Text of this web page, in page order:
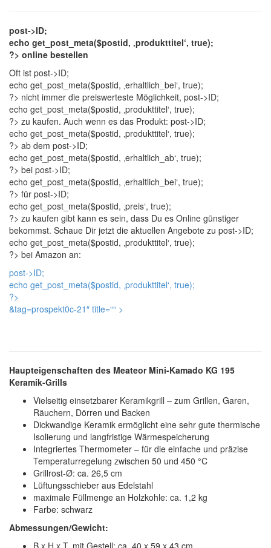
post->ID;
echo get_post_meta($postid, ‚produkttitel‘, true);
?> online bestellen
Oft ist post->ID;
echo get_post_meta($postid, ‚erhaltlich_bei‘, true);
?> nicht immer die preiswerteste Möglichkeit, post->ID;
echo get_post_meta($postid, ‚produkttitel‘, true);
?> zu kaufen. Auch wenn es das Produkt: post->ID;
echo get_post_meta($postid, ‚produkttitel‘, true);
?> ab dem post->ID;
echo get_post_meta($postid, ‚erhaltlich_ab‘, true);
?> bei post->ID;
echo get_post_meta($postid, ‚erhaltlich_bei‘, true);
?> für post->ID;
echo get_post_meta($postid, ‚preis‘, true);
?> zu kaufen gibt kann es sein, dass Du es Online günstiger
bekommst. Schaue Dir jetzt die aktuellen Angebote zu post->ID;
echo get_post_meta($postid, ‚produkttitel‘, true);
?> bei Amazon an:
post->ID;
echo get_post_meta($postid, ‚produkttitel‘, true);
?>
&tag=prospekt0c-21″ title=““ >
Haupteigenschaften des Meateor Mini-Kamado KG 195
Keramik-Grills
Vielseitig einsetzbarer Keramikgrill – zum Grillen, Garen,
Räuchern, Dörren und Backen
Dickwandige Keramik ermöglicht eine sehr gute thermische
Isolierung und langfristige Wärmespeicherung
Integriertes Thermometer – für die einfache und präzise
Temperaturregelung zwischen 50 und 450 °C
Grillrost-Ø: ca. 26,5 cm
Lüftungsschieber aus Edelstahl
maximale Füllmenge an Holzkohle: ca. 1,2 kg
Farbe: schwarz
Abmessungen/Gewicht:
B x H x T, mit Gestell: ca. 40 x 59 x 43 cm